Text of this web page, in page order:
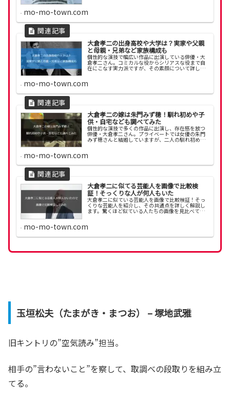
はどんな雰囲...
mo-mo-town.com
大倉孝二の出身高校や大学は？実家や父親
と母親・兄弟など家族構成も
個性的な演技で幅広い作品に出演している俳優・大
倉孝二さん。コミカルな役からシリアスな役まで自
在にこなす実力派ですが、その素顔について詳しく
なる人も多...
mo-mo-town.com
大倉孝二の嫁は朱門みず穂！馴れ初めや子
供・自宅なども調べてみた
個性的な演技で多くの作品に出演し、存在感を放つ
俳優・大倉孝二さん。プライベートでは女優の朱門
みず穂さんと結婚していますが、二人の馴れ初めに
にして出会...
mo-mo-town.com
大倉孝二に似てる芸能人を画像で比較検
証！そっくりな人が何人もいた
大倉孝二に似ている芸能人を画像で比較検証！そっ
くりな芸能人を紹介し、その共通点を詳しく解説し
ます。驚くほど似ている人たちの画像を見比べて楽
mo-mo-town.com
玉垣松夫（たまがき・まつお） – 塚地武雅
旧キントリの”空気読み”担当。
相手の”言わないこと”を察して、取調べの段取りを組み立
てる。